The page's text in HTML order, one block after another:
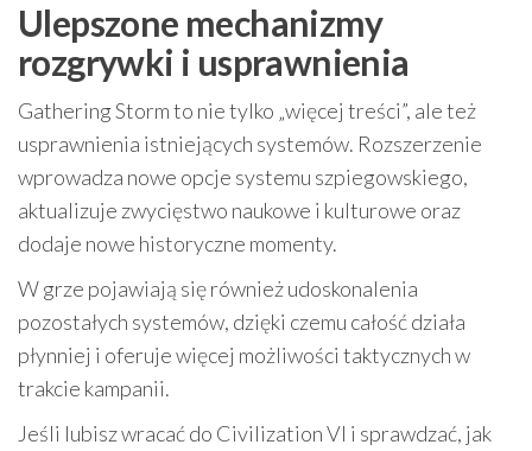
Ulepszone mechanizmy
rozgrywki i usprawnienia
Gathering Storm to nie tylko „więcej treści”, ale też
usprawnienia istniejących systemów. Rozszerzenie
wprowadza nowe opcje systemu szpiegowskiego,
aktualizuje zwycięstwo naukowe i kulturowe oraz
dodaje nowe historyczne momenty.
W grze pojawiają się również udoskonalenia
pozostałych systemów, dzięki czemu całość działa
płynniej i oferuje więcej możliwości taktycznych w
trakcie kampanii.
Jeśli lubisz wracać do Civilization VI i sprawdzać, jak